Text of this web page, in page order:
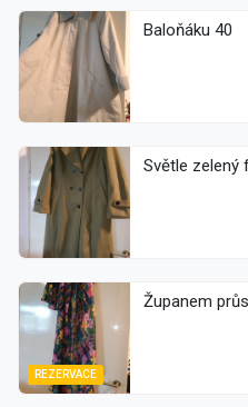
Baloňáku 40
Světle zelený
REZERVACE
Županem